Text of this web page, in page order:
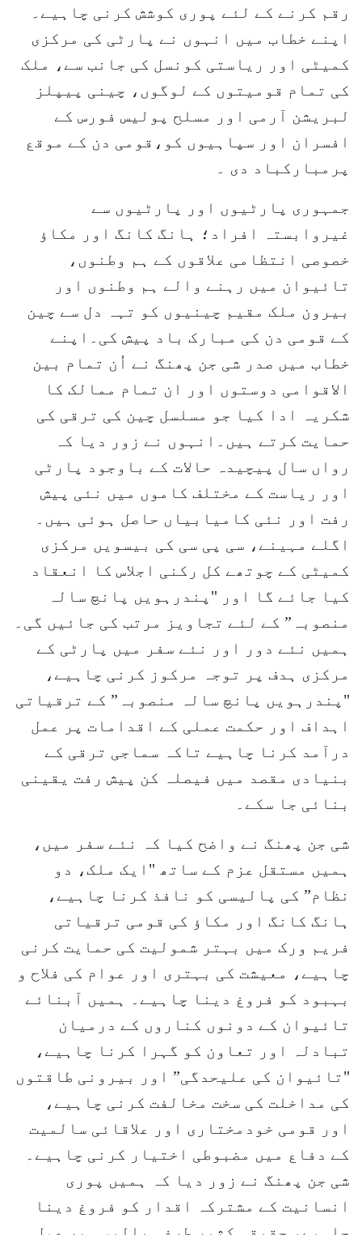
رقم کرنے کے لئے پوری کوشش کرنی چاہیے۔
اپنے خطاب میں انہوں نے پارٹی کی مرکزی
کمیٹی اور ریاستی کونسل کی جانب سے، ملک
کی تمام قومیتوں کے لوگوں، چینی پیپلز
لبریشن آرمی اور مسلح پولیس فورس کے
افسران اور سپاہیوں کو،قومی دن کے موقع
پرمبارکباد دی ۔
جمہوری پارٹیوں اور پارٹیوں سے
غیروابستہ افراد؛ ہانگ کانگ اور مکاؤ
خصوصی انتظامی علاقوں کے ہم وطنوں،
تائیوان میں رہنے والے ہم وطنوں اور
بیرون ملک مقیم چینیوں کو تہہ دل سے چین
کے قومی دن کی مبارک باد پیش کی۔اپنے
خطاب میں صدر شی جن پھنگ نے اُن تمام بین
الاقوامی دوستوں اور ان تمام ممالک کا
شکریہ ادا کیا جو مسلسل چین کی ترقی کی
حمایت کرتے ہیں۔انہوں نے زور دیا کہ
رواں سال پیچیدہ حالات کے باوجود پارٹی
اور ریاست کے مختلف کاموں میں نئی پیش
رفت اور نئی کامیابیاں حاصل ہوئی ہیں۔
اگلے مہینے، سی پی سی کی بیسویں مرکزی
کمیٹی کے چوتھے کل رکنی اجلاس کا انعقاد
کیا جائے گا اور "پندرہویں پانچ سالہ
منصوبہ” کے لئے تجاویز مرتب کی جائیں گی۔
ہمیں نئے دور اور نئے سفر میں پارٹی کے
مرکزی ہدف پر توجہ مرکوز کرنی چاہیے،
"پندرہویں پانچ سالہ منصوبہ” کے ترقیاتی
اہداف اور حکمت عملی کے اقدامات پر عمل
درآمد کرنا چاہیے تاکہ سماجی ترقی کے
بنیادی مقصد میں فیصلہ کن پیش رفت یقینی
بنائی جا سکے۔
شی جن پھنگ نے واضح کیا کہ نئے سفر میں،
ہمیں مستقل عزم کے ساتھ "ایک ملک، دو
نظام” کی پالیسی کو نافذ کرنا چاہیے،
ہانگ کانگ اور مکاؤ کی قومی ترقیاتی
فریم ورک میں بہتر شمولیت کی حمایت کرنی
چاہیے، معیشت کی بہتری اور عوام کی فلاح و
بہبود کو فروغ دینا چاہیے۔ ہمیں آبنائے
تائیوان کے دونوں کناروں کے درمیان
تبادلہ اور تعاون کو گہرا کرنا چاہیے،
"تائیوان کی علیحدگی” اور بیرونی طاقتوں
کی مداخلت کی سخت مخالفت کرنی چاہیے،
اور قومی خودمختاری اور علاقائی سالمیت
کے دفاع میں مضبوطی اختیار کرنی چاہیے۔
شی جن پھنگ نے زور دیا کہ ہمیں پوری
انسانیت کے مشترکہ اقدار کو فروغ دینا